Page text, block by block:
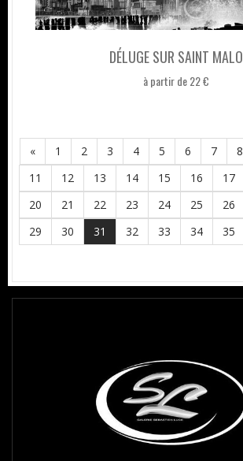
DÉLUGE SUR SAINT MALO
à partir de 22 €
« 1 2 3 4 5 6 7 8
11
12 13 14 15 16 17
20
21 22 23 24 25 26
29
30 31 32 33 34 35